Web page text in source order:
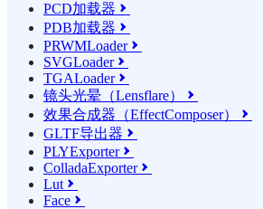
PCD加载器 
PDB加载器 
PRWMLoader
SVGLoader
TGALoader
镜头光晕（Lensflare） 
效果合成器（EffectComposer） 
GLTF导出器 
PLYExporter
ColladaExporter
Lut 
Face 